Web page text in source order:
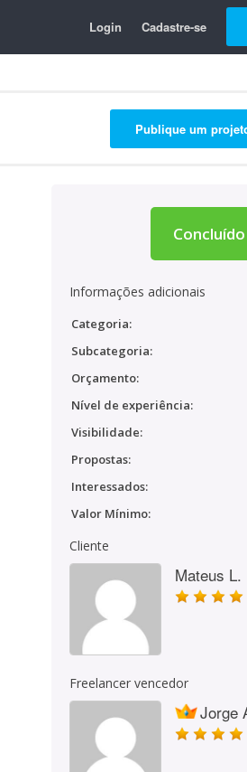
Login Cadastre-se
Publique um
Concluído
Informações adicionais
Categoria:
Subcategoria:
Orçamento:
Nível de experiência:
Visibilidade:
Propostas:
Interessados:
Valor Mínimo:
Cliente
Mateus L.
Freelancer vencedor
Jorge